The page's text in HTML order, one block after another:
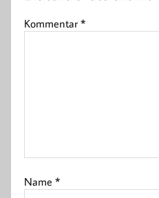
Kommentar*
Name*